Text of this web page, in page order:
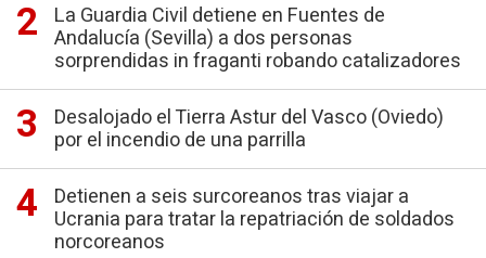
La Guardia Civil detiene en Fuentes de
Andalucía (Sevilla) a dos personas
sorprendidas in fraganti robando catalizadores
Desalojado el Tierra Astur del Vasco (Oviedo)
por el incendio de una parrilla
Detienen a seis surcoreanos tras viajar a
Ucrania para tratar la repatriación de soldados
norcoreanos